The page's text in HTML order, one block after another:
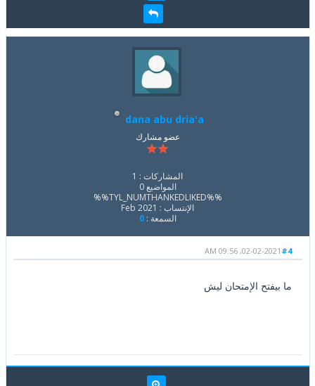
dana abu dria'a
عضو مشارك
المشاركات : 1
المواضيع 0
%%TYL_NUMTHANKEDLIKED%%
الإنتساب : Feb 2021
السمعة :0
#4
02-02-2021, 09:56 AM
ما بيفتح الإمتحان ليش